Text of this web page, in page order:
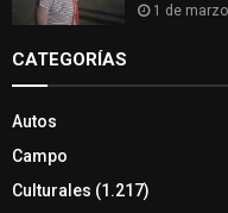
1 de
CATEGORÍAS
Autos
Campo
Culturales (1.217)